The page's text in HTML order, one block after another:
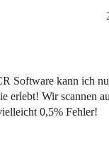
Software kann ich
erlebt! Wir scannen
0,5% Fehler!